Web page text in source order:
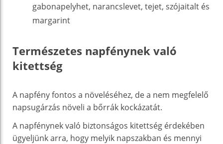
gabonapelyhet, narancslevet, tejet, szójaitalt és
margarint
Természetes napfénynek való
kitettség
A napfény fontos a növeléséhez, de a nem megfelelő
napsugárzás növeli a bőrrák kockázatát.
A napfénynek való biztonságos kitettség érdekében
ügyeljünk arra, hogy melyik napszakban és mennyi